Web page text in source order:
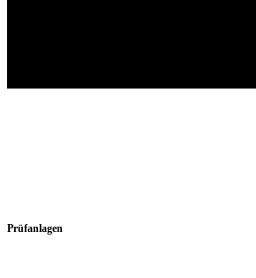
Prüfanlagen